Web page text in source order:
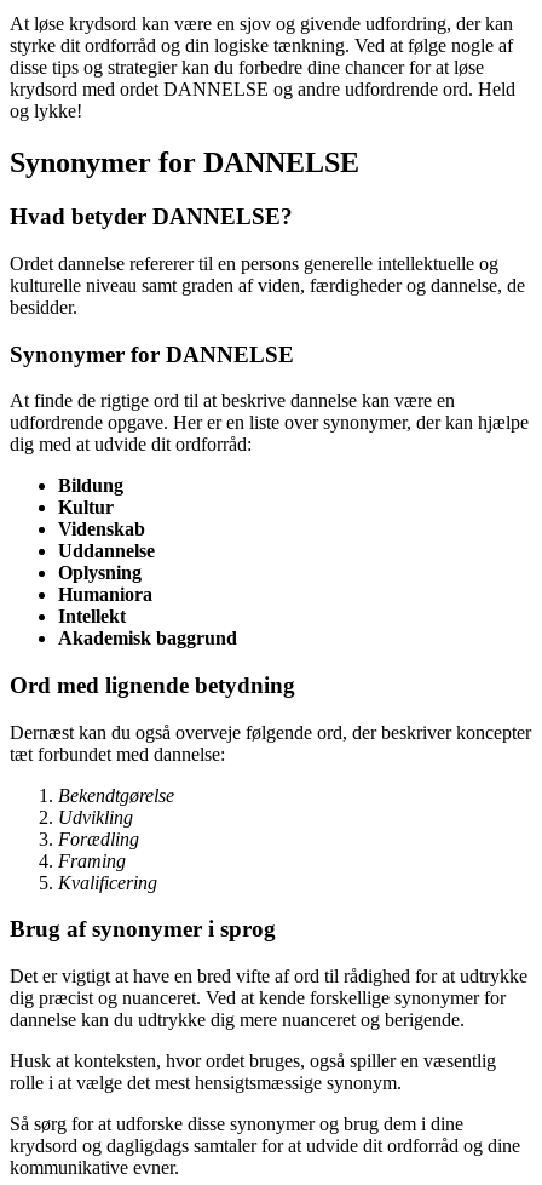
At løse krydsord kan være en sjov og givende udfordring, der kan
styrke dit ordforråd og din logiske tænkning. Ved at følge nogle af
disse tips og strategier kan du forbedre dine chancer for at løse
krydsord med ordet DANNELSE og andre udfordrende ord. Held
og lykke!
Synonymer for DANNELSE
Hvad betyder DANNELSE?
Ordet dannelse refererer til en persons generelle intellektuelle og
kulturelle niveau samt graden af viden, færdigheder og dannelse, de
besidder.
Synonymer for DANNELSE
At finde de rigtige ord til at beskrive dannelse kan være en
udfordrende opgave. Her er en liste over synonymer, der kan hjælpe
dig med at udvide dit ordforråd:
Bildung
Kultur
Videnskab
Uddannelse
Oplysning
Humaniora
Intellekt
Akademisk baggrund
Ord med lignende betydning
Dernæst kan du også overveje følgende ord, der beskriver koncepter
tæt forbundet med dannelse:
Bekendtgørelse
Udvikling
Forædling
Framing
Kvalificering
Brug af synonymer i sprog
Det er vigtigt at have en bred vifte af ord til rådighed for at udtrykke
dig præcist og nuanceret. Ved at kende forskellige synonymer for
dannelse kan du udtrykke dig mere nuanceret og berigende.
Husk at konteksten, hvor ordet bruges, også spiller en væsentlig
rolle i at vælge det mest hensigtsmæssige synonym.
Så sørg for at udforske disse synonymer og brug dem i dine
krydsord og dagligdags samtaler for at udvide dit ordforråd og dine
kommunikative evner.